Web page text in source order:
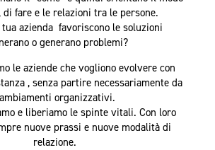
di fare e le relazioni tra le persone.
azienda favoriscono le soluzioni
o generano problemi?
le aziende che vogliono evolvere con
,senza partire necessariamente da
organizzativi.
e liberiamo le spinte vitali. Con loro
nuove prassi e nuove modalità di
relazione.